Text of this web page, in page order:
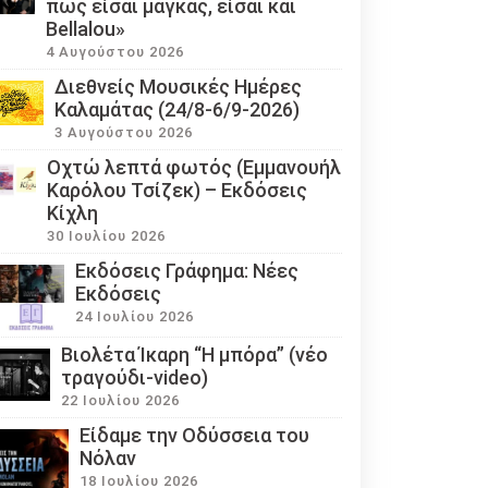
πως είσαι μάγκας, είσαι και
Bellalou»
4 Αυγούστου 2026
Διεθνείς Μουσικές Ημέρες
Καλαμάτας (24/8-6/9-2026)
3 Αυγούστου 2026
Οχτώ λεπτά φωτός (Εμμανουήλ
Καρόλου Τσίζεκ) – Εκδόσεις
Κίχλη
30 Ιουλίου 2026
Εκδόσεις Γράφημα: Νέες
Εκδόσεις
24 Ιουλίου 2026
Βιολέτα Ίκαρη “Η μπόρα” (νέο
τραγούδι-video)
22 Ιουλίου 2026
Eίδαμε την Οδύσσεια του
Νόλαν
18 Ιουλίου 2026